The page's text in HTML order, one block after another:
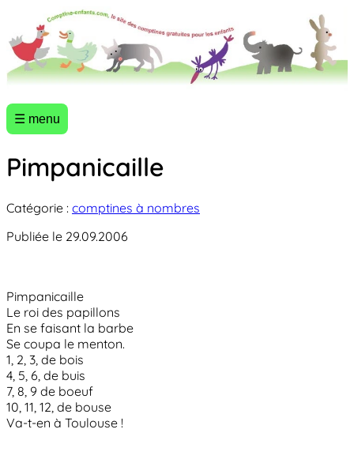
☰ menu
Pimpanicaille
Catégorie : comptines à nombres
Publiée le 29.09.2006
Pimpanicaille
Le roi des papillons
En se faisant la barbe
Se coupa le menton.
1, 2, 3, de bois
4, 5, 6, de buis
7, 8, 9 de boeuf
10, 11, 12, de bouse
Va-t-en à Toulouse !